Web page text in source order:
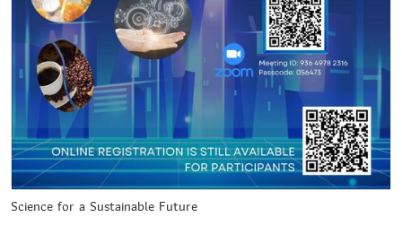
Science for a Sustainable Future